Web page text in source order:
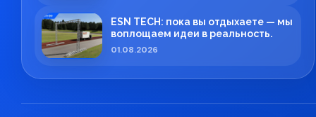
ESN TECH: пока вы отдыхаете — мы
воплощаем идеи в реальность.
01.08.2026